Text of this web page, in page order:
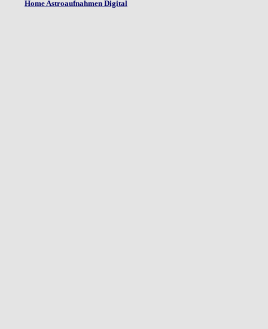
Home Astroaufnahmen Digital